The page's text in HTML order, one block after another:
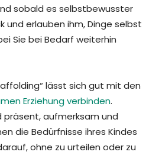
sobald es selbstbewusster
und erlauben ihm, Dinge selbst
Sie bei Bedarf weiterhin
lässt sich gut mit den
Erziehung verbinden.
präsent, aufmerksam und
die Bedürfnisse ihres Kindes
ohne zu urteilen oder zu